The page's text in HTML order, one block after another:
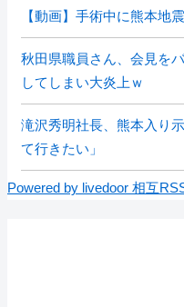
【動画】手術中に熊本地
秋田県職員さん、会見を
してしまい大炎上ｗ
滝沢秀明社長、熊本入り
て行きたい」
Powered by livedoor 相互